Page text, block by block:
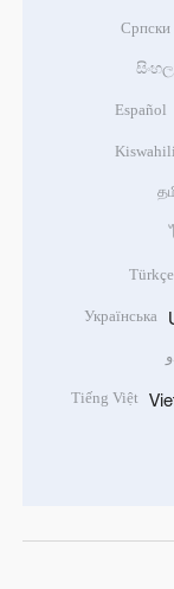
Српски
සිංහල
Español
Kiswahili
Türkçe
Українська
Tiếng Việt